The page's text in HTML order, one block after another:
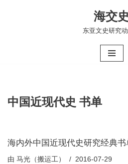
海交史
东亚文史研究
中国近现代史 书单
海内外中国近现代史研究经典书
由 马光（搬运工） 2016-07-29